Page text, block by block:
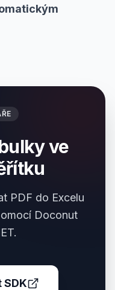
ve
PDF do Excelu
Doconut
SDK